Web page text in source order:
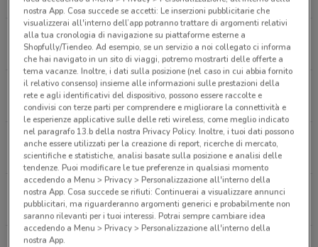
Via San Lorenzo, 60 Roma Ardea
11.1 km
CHIUSO
Via Antonino Giuffre', 124 Roma
11.6 km
CHIUSO
Via A. Toscanini Aprilia
16.3 km
APERTO
Via Appia Pignatelli, 296 Roma
19.5 km
APERTO
nostra App. Cosa succede se accetti: Le inserzioni pubblicitarie che
visualizzerai all'interno dell’app potranno trattare di argomenti relativi
alla tua cronologia di navigazione su piattaforme esterne a
Shopfully/Tiendeo. Ad esempio, se un servizio a noi collegato ci informa
che hai navigato in un sito di viaggi, potremo mostrarti delle offerte a
tema vacanze. Inoltre, i dati sulla posizione (nel caso in cui abbia fornito
il relativo consenso) insieme alle informazioni sulle prestazioni della
rete e agli identificativi del dispositivo, possono essere raccolte e
condivisi con terze parti per comprendere e migliorare la connettività e
le esperienze applicative sulle delle reti wireless, come meglio indicato
nel paragrafo 13.b della nostra Privacy Policy. Inoltre, i tuoi dati possono
anche essere utilizzati per la creazione di report, ricerche di mercato,
scientifiche e statistiche, analisi basate sulla posizione e analisi delle
tendenze. Puoi modificare le tue preferenze in qualsiasi momento
accedendo a Menu > Privacy > Personalizzazione all'interno della
nostra App. Cosa succede se rifiuti: Continuerai a visualizzare annunci
pubblicitari, ma riguarderanno argomenti generici e probabilmente non
saranno rilevanti per i tuoi interessi. Potrai sempre cambiare idea
accedendo a Menu > Privacy > Personalizzazione all'interno della
nostra App.